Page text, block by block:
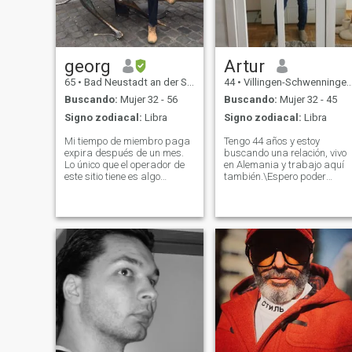
después salgas
desilusionada.
georg
65 • Bad Neustadt an der Saale, Bavaria, Alemania
Buscando: Mujer 32 - 56
Signo zodiacal: Libra
Mi tiempo de miembro paga
expira después de un mes.
Lo único que el operador de
este sitio tiene es algo
fotos aquí y perfiles detrás
de los cuales el operador
infecta para atraer solo a
hombres dispuestos.
Artur
44 • Villingen-Schwenningen, Baden-Wurttemberg, Alemania
Buscando: Mujer 32 - 45
Signo zodiacal: Libra
Tengo 44 años y estoy
buscando una relación, vivo
en Alemania y trabajo aquí
también.\Espero poder
medio desnudas, solo quiero
encontrar mi mitad perdida.
\Soy una persona muy
directa y honesta Saludos